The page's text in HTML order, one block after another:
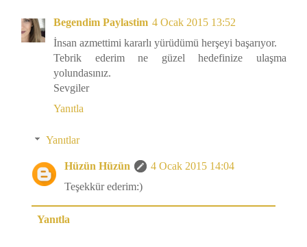
Begendim Paylastim 4 Ocak 2015 13:52
İnsan azmettimi kararlı yürüdümü herşeyi başarıyor.
Tebrik ederim ne güzel hedefinize ulaşma
yolundasınız.
Sevgiler
Yanıtla
Yanıtlar
Hüzün Hüzün
4 Ocak 2015 14:04
Teşekkür ederim:)
Yanıtla